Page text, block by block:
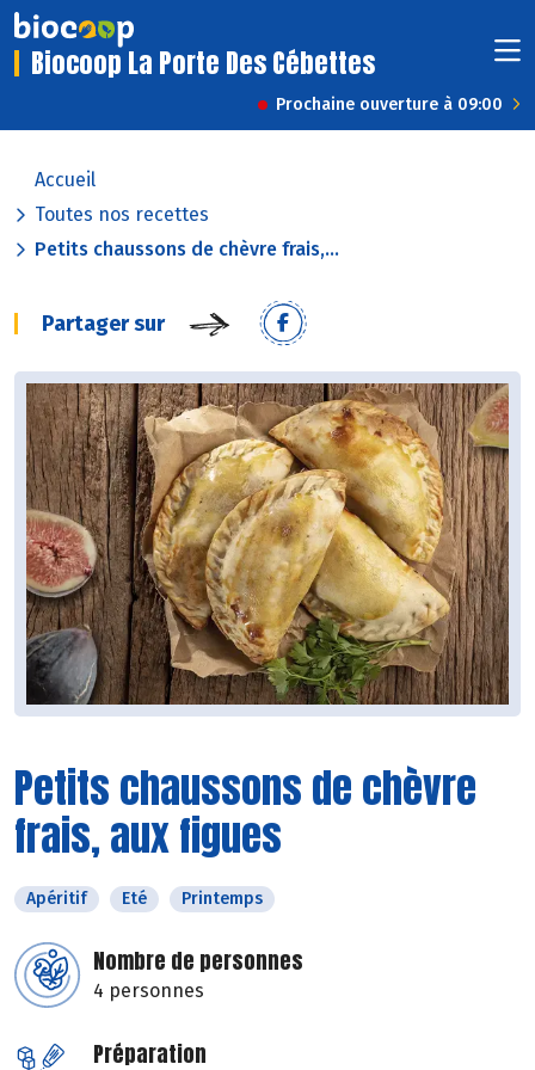
Biocoop La Porte Des Cébettes
Prochaine ouverture à 09:00
Accueil
Toutes nos recettes
Petits chaussons de chèvre frais,...
Partager sur
Petits chaussons de chèvre
frais, aux figues
Apéritif Eté Printemps
Nombre de personnes
4 personnes
Préparation